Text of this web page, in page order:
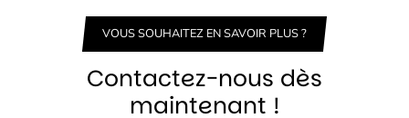
VOUS SOUHAITEZ EN SAVOIR PLUS ?
Contactez-nous dès
maintenant !